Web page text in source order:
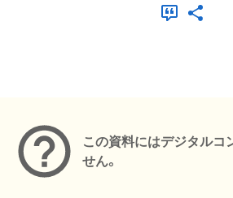
この資料にはデジタルコ
せん。